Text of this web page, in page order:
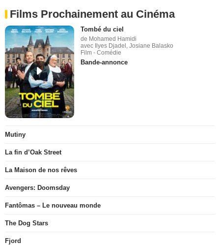
Films Prochainement au Cinéma
Tombé du ciel
de Mohamed Hamidi
avec Ilyes Djadel, Josiane Balasko
Film - Comédie
Bande-annonce
Mutiny
La fin d’Oak Street
La Maison de nos rêves
Avengers: Doomsday
Fantômas – Le nouveau monde
The Dog Stars
Fjord